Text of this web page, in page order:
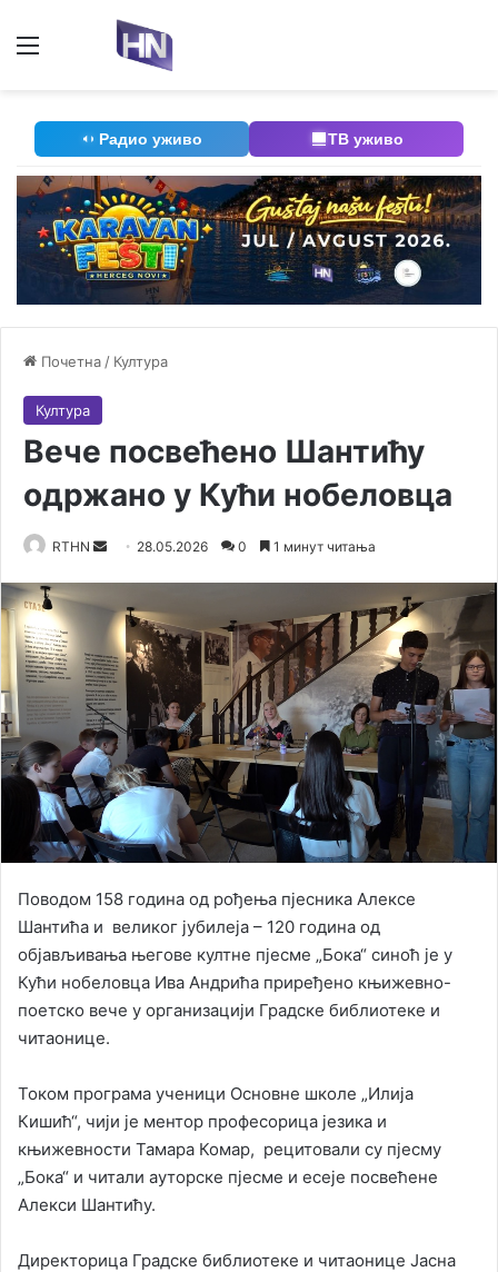
Радио уживо ТВ уживо
Почетна / Култура
Култура
Вече посвећено Шантићу
одржано у Кући нобеловца
RTHN
d
a
n
e
m
a
i
l
28.05.2026 0 1 минут читања
Поводом 158 година од рођења пјесника Алексе
Шантића и великог јубилеја – 120 година од
објављивања његове култне пјесме „Бока“ синоћ је у
Кући нобеловца Ива Андрића приређено књижевно-
поетско вече у организацији Градске библиотеке и
читаонице.
Током програма ученици Основне школе „Илија
Кишић“, чији је ментор професорица језика и
књижевности Тамара Комар, рецитовали су пјесму
„Бока“ и читали ауторске пјесме и есеје посвећене
Алекси Шантићу.
Директорица Градске библиотеке и читаонице Јасна